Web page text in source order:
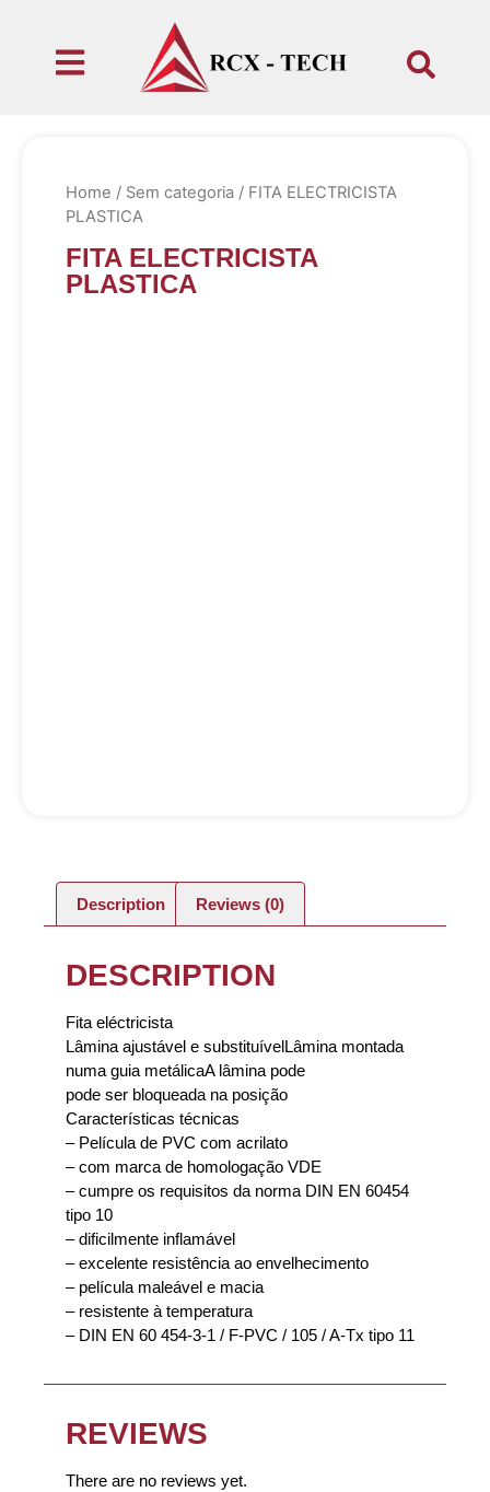
Home / Sem categoria / FITA ELECTRICISTA
PLASTICA
FITA ELECTRICISTA
PLASTICA
Description Reviews (0)
DESCRIPTION
Fita eléctricista
Lâmina ajustável e substituívelLâmina montada
numa guia metálicaA lâmina pode
pode ser bloqueada na posição
Características técnicas
– Película de PVC com acrilato
– com marca de homologação VDE
– cumpre os requisitos da norma DIN EN 60454
tipo 10
– dificilmente inflamável
– excelente resistência ao envelhecimento
– película maleável e macia
– resistente à temperatura
– DIN EN 60 454-3-1 / F-PVC / 105 / A-Tx tipo 11
REVIEWS
There are no reviews yet.